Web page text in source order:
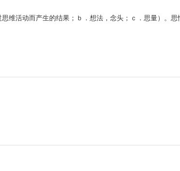
维活动而产生的结果；ｂ．想法，念头；ｃ．思量）。思